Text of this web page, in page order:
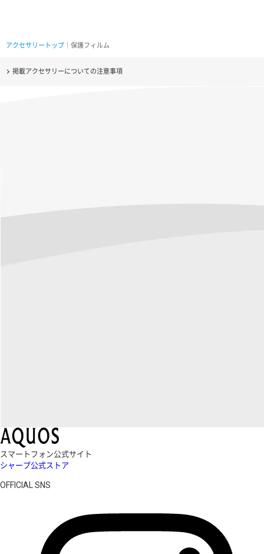
アクセサリートップ ｜保護フィルム
掲載アクセサリーについての注意事項
スマートフォン公式サイト
シャープ公式ストア
OFFICIAL SNS